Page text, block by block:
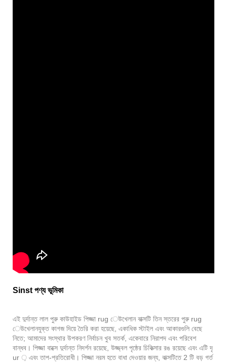
Sinst পণ্য ভূমিকা
এই দুর্দান্ত লাল পুরু কাউহাইড পিজ্জা rug েউখেলান বাক্সটি তিন স্তরের পুরু rug
েউখেলানযুক্ত কাগজ দিয়ে তৈরি করা হয়েছে, একাধিক স্টাইল এবং আকারগুলি বেছে
নিতে; আমাদের সংস্থার উপকরণ নির্বাচন খুব সতর্ক, একেবারে নিরাপদ এবং পরিবেশ
বান্ধব। পিজ্জা বাক্সে দুর্দান্ত নিদর্শন রয়েছে, উজ্জ্বল পৃষ্ঠের চিকিত্সার রঙ রয়েছে এবং এটি দৃ
ur ় এবং তাপ-প্রতিরোধী। পিজ্জা নরম হতে বাধা দেওয়ার জন্য, বাক্সটিতে 2 টি বড় গর্ত